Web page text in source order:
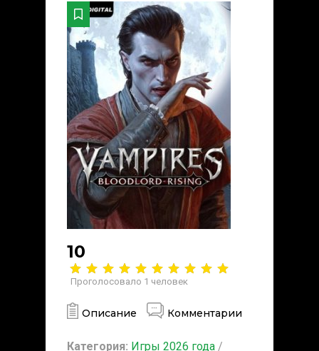
10
Проголосовало 1 человек
Описание Комментарии
Категория: Игры 2026 года /